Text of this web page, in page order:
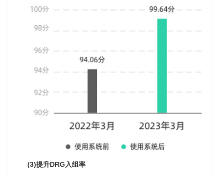
(3)提升DRG入组率